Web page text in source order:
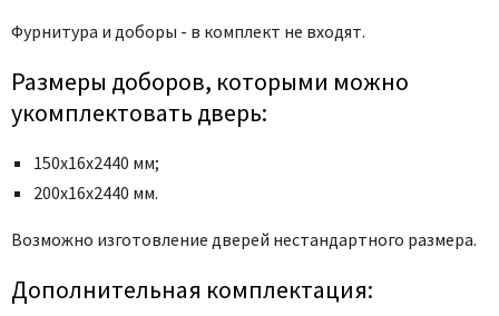
Profil Doors
Profilo Porte
Protector
STR
Torex
Tupai
Valcomp
Фурнитура и доборы - в комплект не входят.
Размеры доборов, которыми можно
укомплектовать дверь:
150х16х2440 мм;
200х16х2440 мм.
Возможно изготовление дверей нестандартного размера.
Дополнительная комплектация: